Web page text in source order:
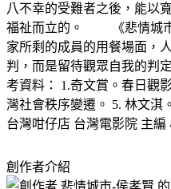
八不幸的受難者之後，能以
福祉而立的。 《悲情城市
家所剩的成員的用餐場面，
判，而是留待觀眾自我的判
考資料： 1.奇文賞。春日觀
灣社會秩序變遷。 5. 林文淇
台灣咁仔店 台灣電影院 主編
創作者介紹